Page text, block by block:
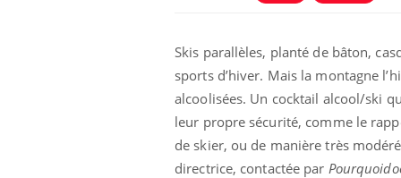
Skis parallèles, planté de bâton,
sports d’hiver. Mais la montagne
alcoolisées. Un cocktail alcool/ski
leur propre sécurité, comme le
de skier, ou de manière très
directrice, contactée par